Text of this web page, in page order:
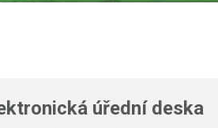
úřední deska